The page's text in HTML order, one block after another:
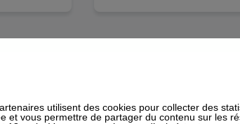
financement
Rachat de
Vousfinancer peut
utilisent des cookies pour collecter des
et vous permettre de partager du contenu sur les